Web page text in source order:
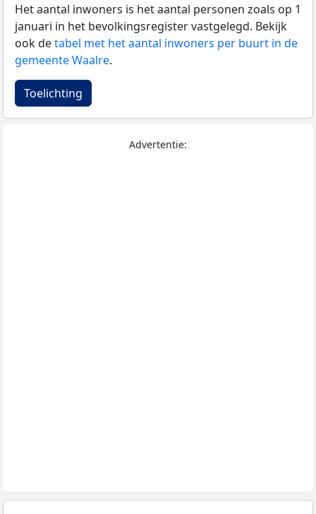
Het aantal inwoners is het aantal personen zoals op 1
januari in het bevolkingsregister vastgelegd. Bekijk
ook detabel met het aantal inwoners per buurt in de
gemeente Waalre.
Toelichting
Advertentie: